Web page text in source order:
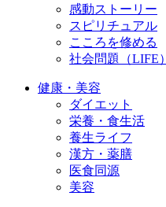
感動ストーリー
スピリチュアル
こころを修める
社会問題（LIFE）
健康・美容
ダイエット
栄養・食生活
養生ライフ
漢方・薬膳
医食同源
美容